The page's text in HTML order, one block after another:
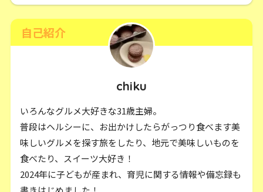
自己紹介
chiku
いろんなグルメ大好きな31歳主婦。
普段はヘルシーに、お出かけしたらがっつり食べます美
味しいグルメを探す旅をしたり、地元で美味しいものを
食べたり、スイーツ大好き！
2024年に子どもが産まれ、育児に関する情報や備忘録も